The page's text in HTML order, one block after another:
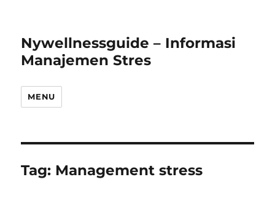
Nywellnessguide – Informasi
Manajemen Stres
MENU
Tag: Management stress